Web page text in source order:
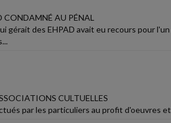
CONDAMNÉ AU PÉNAL
gérait des EHPAD avait eu recours pour
CULTUELLES
par les particuliers au profit d'oeuvres